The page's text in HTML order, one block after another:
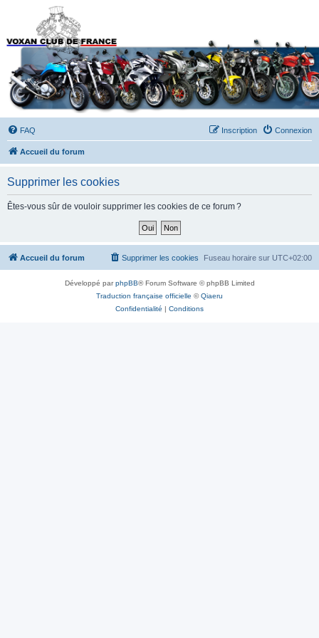
Forums du Voxan Club
de France
FAQ Connexion
Inscription
Accueil du forum
Supprimer les cookies
Êtes-vous sûr de vouloir supprimer les cookies de ce forum ?
Accueil du forum Fuseau horaire sur UTC+02:00
Supprimer les cookies
Développé parphpBB® Forum Software © phpBB Limited
Traduction française officielle ©Qiaeru
Confidentialité
Conditions